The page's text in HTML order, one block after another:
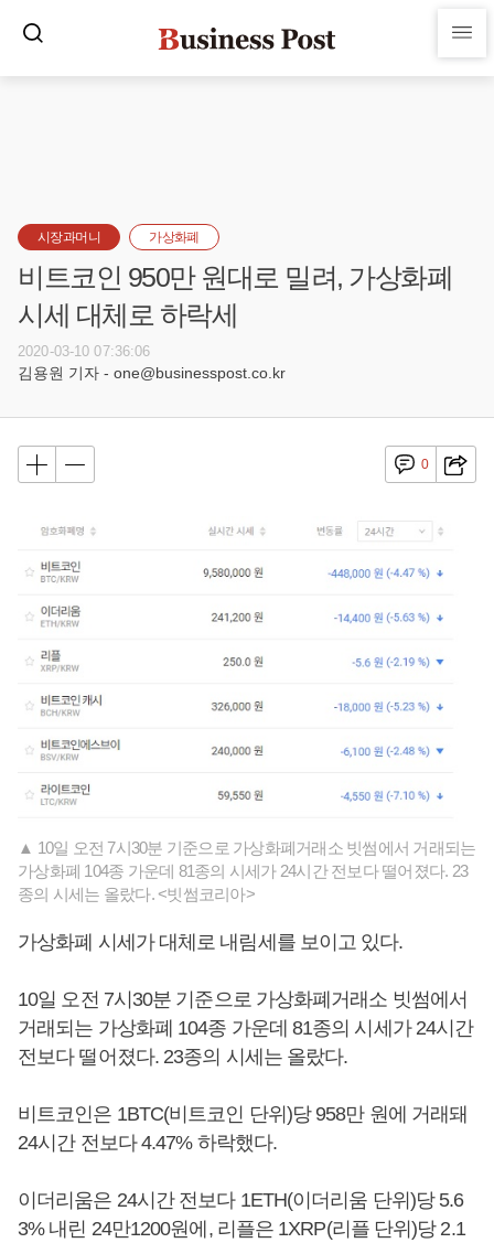
시장과머니 가상화폐
비트코인 950만 원대로 밀려, 가상화폐
시세 대체로 하락세
2020-03-10 07:36:06
김용원 기자 - one@businesspost.co.kr
0
▲ 10일 오전 7시30분 기준으로 가상화폐거래소 빗썸에서 거래되는
가상화폐 104종 가운데 81종의 시세가 24시간 전보다 떨어졌다. 23
종의 시세는 올랐다. <빗썸코리아>
가상화폐 시세가 대체로 내림세를 보이고 있다.
10일 오전 7시30분 기준으로 가상화폐거래소 빗썸에서
거래되는 가상화폐 104종 가운데 81종의 시세가 24시간
전보다 떨어졌다. 23종의 시세는 올랐다.
비트코인은 1BTC(비트코인 단위)당 958만 원에 거래돼
24시간 전보다 4.47% 하락했다.
이더리움은 24시간 전보다 1ETH(이더리움 단위)당 5.6
3% 내린 24만1200원에, 리플은 1XRP(리플 단위)당 2.1